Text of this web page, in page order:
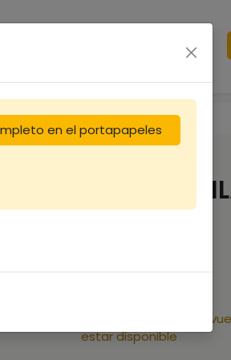
Peinture ORUCH
€
Reciba una notificación cuando
estar disponible
en el portapapeles